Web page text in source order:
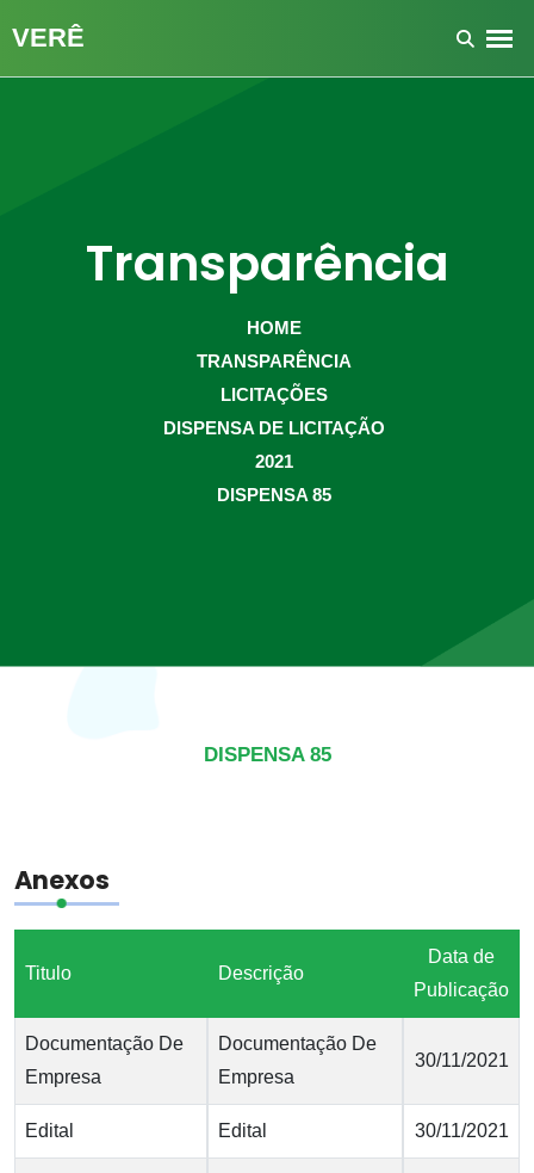
Transparência
HOME
TRANSPARÊNCIA
LICITAÇÕES
DISPENSA DE LICITAÇÃO
2021
DISPENSA 85
DISPENSA 85
Anexos
Titulo Descrição
Data de
Publicação
Documentação De
Empresa
Documentação De
Empresa
30/11/2021
Edital Edital 30/11/2021